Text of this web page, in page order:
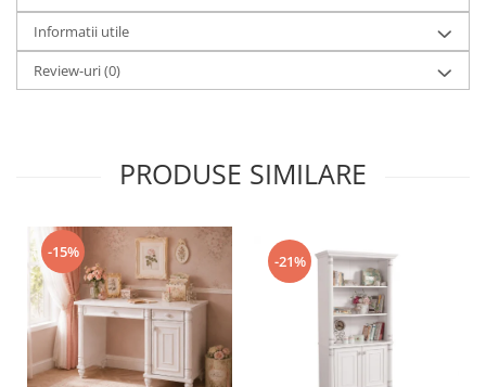
Informatii utile
Review-uri(0)
PRODUSE SIMILARE
-15%
-21%